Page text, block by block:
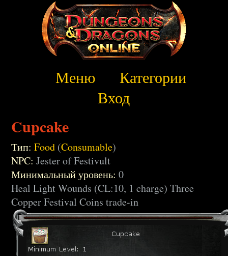
Меню
Категории
Вход
Cupcake
Тип: Food (Consumable)
NPC: Jester of Festivult
Минимальный уровень: 0
Heal Light Wounds (CL:10, 1 charge) Three
Copper Festival Coins trade-in